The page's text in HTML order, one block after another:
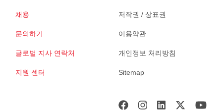
채용
문의하기
글로벌 지사 연락처
지원 센터
저작권 / 상표권
이용약관
개인정보 처리방침
Sitemap